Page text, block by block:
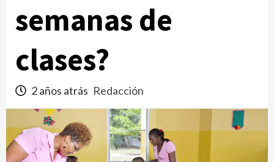
semanas de
clases?
2 años atrás Redacción